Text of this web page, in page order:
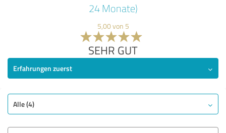
24 Monate)
5,00 von 5
SEHR GUT
Erfahrungen zuerst
Alle (4)